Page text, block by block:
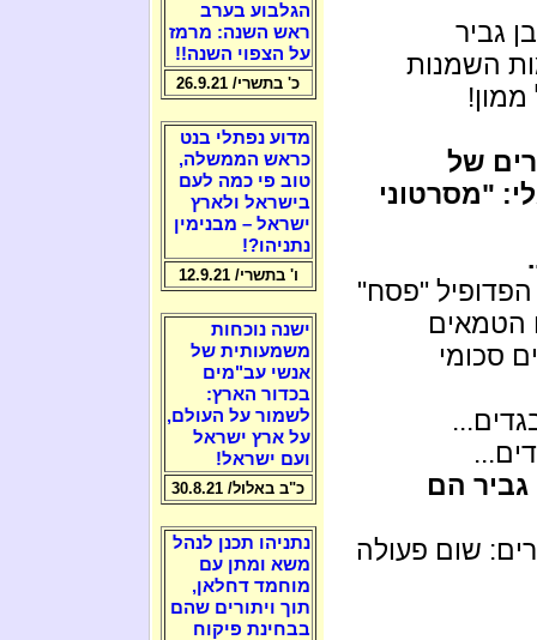
גביר
השמנות
של
"מסרטוני
הפדופיל "פסח"
הטמאים
סכומי
גביר הם
שום פעולה
הגלבוע בערב
ראש השנה: מרמז
על הצפוי השנה!!
כ' בתשרי/ 26.9.21
מדוע נפתלי בנט
כראש הממשלה,
טוב פי כמה לעם
בישראל ולארץ
ישראל – מבנימין
נתניהו?!
ו' בתשרי/ 12.9.21
ישנה נוכחות
משמעותית של
אנשי עב"מים
בכדור הארץ:
לשמור על העולם,
על ארץ ישראל
ועם ישראל!
כ"ב באלול/ 30.8.21
נתניהו תכנן לנהל
משא ומתן עם
מוחמד דחלאן,
תוך ויתורים שהם
בבחינת פיקוח